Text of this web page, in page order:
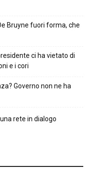
Bruyne fuori forma, che
ci ha vietato di
e i cori
Governo non ne ha
rete in dialogo